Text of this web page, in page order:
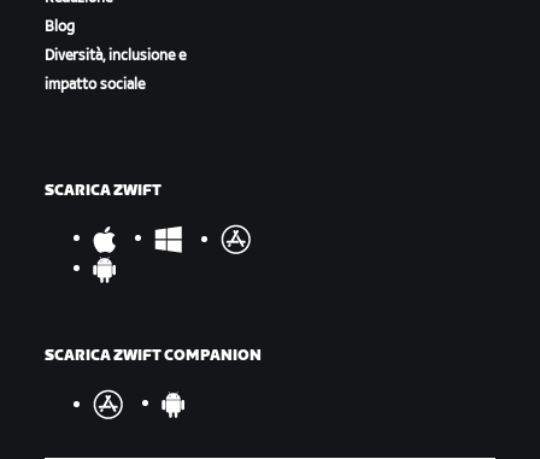
Blog
Diversità, inclusione e
impatto sociale
SCARICA ZWIFT
SCARICA ZWIFT COMPANION